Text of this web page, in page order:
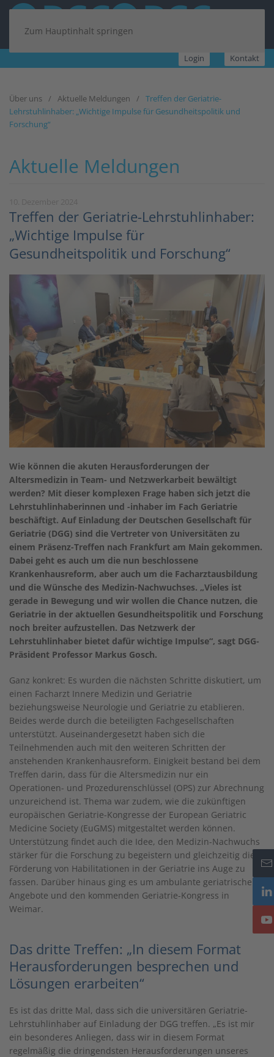
Zum Hauptinhalt springen
Login Kontakt
Über uns Aktuelle Meldungen
Treffen der Geriatrie-
Lehrstuhlinhaber: „Wichtige Impulse für Gesundheitspolitik und
Forschung“
Aktuelle Meldungen
Treffen der Geriatrie-Lehrstuhlinhaber:
„Wichtige Impulse für
Gesundheitspolitik und Forschung“
Wie können die akuten Herausforderungen der
Altersmedizin in Team- und Netzwerkarbeit bewältigt
werden? Mit dieser komplexen Frage haben sich jetzt die
Lehrstuhlinhaberinnen und -inhaber im Fach Geriatrie
beschäftigt. Auf Einladung der Deutschen Gesellschaft für
Geriatrie (DGG) sind die Vertreter von Universitäten zu
einem Präsenz-Treffen nach Frankfurt am Main gekommen.
Dabei geht es auch um die nun beschlossene
Krankenhausreform, aber auch um die Facharztausbildung
und die Wünsche des Medizin-Nachwuchses. „Vieles ist
gerade in Bewegung und wir wollen die Chance nutzen, die
Geriatrie in der aktuellen Gesundheitspolitik und Forschung
noch breiter aufzustellen. Das Netzwerk der
Lehrstuhlinhaber bietet dafür wichtige Impulse“, sagt DGG-
Präsident Professor Markus Gosch.
Ganz konkret: Es wurden die nächsten Schritte diskutiert, um
einen Facharzt Innere Medizin und Geriatrie
beziehungsweise Neurologie und Geriatrie zu etablieren.
Beides werde durch die beteiligten Fachgesellschaften
unterstützt. Auseinandergesetzt haben sich die
Teilnehmenden auch mit den weiteren Schritten der
anstehenden Krankenhausreform. Einigkeit bestand bei dem
Treffen darin, dass für die Altersmedizin nur ein
Operationen- und Prozedurenschlüssel (OPS) zur Abrechnung
unzureichend ist. Thema war zudem, wie die zukünftigen
europäischen Geriatrie-Kongresse der European Geriatric
Medicine Society (EuGMS) mitgestaltet werden können.
Unterstützung findet auch die Idee, den Medizin-Nachwuchs
stärker für die Forschung zu begeistern und gleichzeitig die
Förderung von Habilitationen in der Geriatrie ins Auge zu
fassen. Darüber hinaus ging es um ambulante geriatrische
Angebote und den kommenden Geriatrie-Kongress in
Weimar.
Das dritte Treffen: „In diesem Format
Herausforderungen besprechen und
Lösungen erarbeiten“
Es ist das dritte Mal, dass sich die universitären Geriatrie-
Lehrstuhlinhaber auf Einladung der DGG treffen. „Es ist mir
ein besonderes Anliegen, dass wir in diesem Format
regelmäßig die dringendsten Herausforderungen unseres